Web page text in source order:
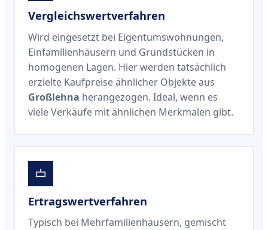
Vergleichswertverfahren
Wird eingesetzt bei Eigentumswohnungen,
Einfamilienhäusern und Grundstücken in
homogenen Lagen. Hier werden tatsächlich
erzielte Kaufpreise ähnlicher Objekte aus
Großlehna herangezogen. Ideal, wenn es
viele Verkäufe mit ähnlichen Merkmalen gibt.
Ertragswertverfahren
Typisch bei Mehrfamilienhäusern, gemischt